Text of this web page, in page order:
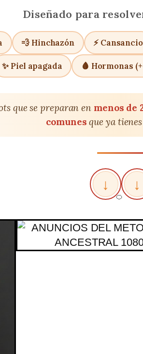
Diseñado para
💨 Hinchazón ⚡ Cansancio
✨ Piel apagada 🩸 Hormonas
que se preparan en menos de
comunes que ya
↓ ↓